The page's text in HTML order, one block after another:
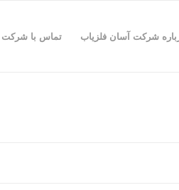
شرکت آسان فلزیاب تماس با شرکت